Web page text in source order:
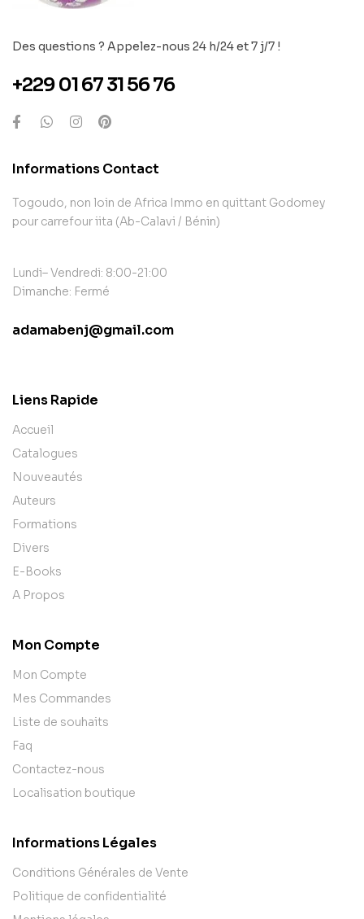
Des questions ? Appelez-nous 24 h/24 et 7 j/7 !
+229 01 67 31 56 76
Informations Contact
Togoudo, non loin de Africa Immo en quittant Godomey
pour carrefour iita (Ab-Calavi / Bénin)
Lundi– Vendredi: 8:00-21:00
Dimanche: Fermé
adamabenj@gmail.com
Liens Rapide
Accueil
Catalogues
Nouveautés
Auteurs
Formations
Divers
E-Books
A Propos
Mon Compte
Mon Compte
Mes Commandes
Liste de souhaits
Faq
Contactez-nous
Localisation boutique
Informations Légales
Conditions Générales de Vente
Politique de confidentialité